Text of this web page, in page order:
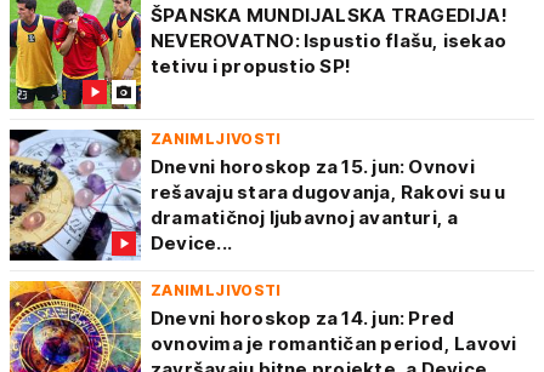
ŠPANSKA MUNDIJALSKA TRAGEDIJA!
NEVEROVATNO: Ispustio flašu, isekao
tetivu i propustio SP!
ZANIMLJIVOSTI
Dnevni horoskop za 15. jun: Ovnovi
rešavaju stara dugovanja, Rakovi su u
dramatičnoj ljubavnoj avanturi, a
Device...
ZANIMLJIVOSTI
Dnevni horoskop za 14. jun: Pred
ovnovima je romantičan period, Lavovi